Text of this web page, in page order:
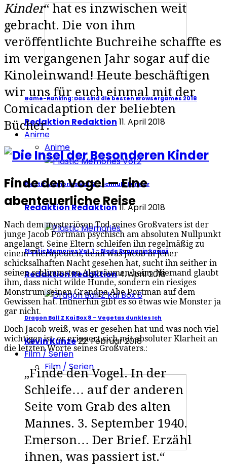
Game-Ranking: Das sind die besten Browsergames 2018
Redaktion Redaktion 11. April 2018
Anime
Anime
Plastic Memories Vol. 2 – Schnulz Runner
Redaktion Redaktion11. April 2018
Plastic Memories Vol. 1 – Blade Runner in kawaii
Redaktion Redaktion4. April 2018
Dragon Ball Z Kai Box 8 – Vegetas dunkles Ich
Kevin Kunze22. Februar 2018
Film / Serien
Film / Serien
Kinder“ hat es inzwischen weit
gebracht. Die von ihm
veröffentlichte Buchreihe schaffte es
im vergangenen Jahr sogar auf die
Kinoleinwand! Heute beschäftigen
wir uns für euch einmal mit der
Comicadaption der beliebten
Bücher.
Finde den Vogel — Eine
abenteuerliche Reise
Nach dem mysteriösen Tod seines Großvaters ist der
junge Jacob Portman psychisch am absoluten Nullpunkt
angelangt. Seine Eltern schleifen ihn regelmäßig zu
einem Therapeuten, denn was Jacob in jener
schicksalhaften Nacht gesehen hat, sucht ihn seither in
seinen schlimmsten Alpträumen heim. Niemand glaubt
ihm, dass nicht wilde Hunde, sondern ein riesiges
Monstrum seinen Grandpa Abe Portman auf dem
Gewissen hat. Immerhin gibt es so etwas wie Monster ja
gar nicht.
Doch Jacob weiß, was er gesehen hat und was noch viel
wichtiger ist, er erinnert sich mit absoluter Klarheit an
die letzten Worte seines Großvaters.:
„Finde den Vogel. In der
Schleife… auf der anderen
Seite vom Grab des alten
Mannes. 3. September 1940.
Emerson… Der Brief. Erzähl
ihnen, was passiert ist.“